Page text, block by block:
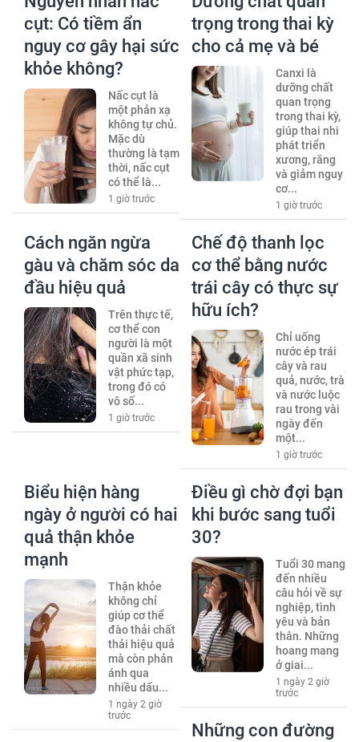
cụt: Có tiềm ẩn
nguy cơ gây hại sức
khỏe không?
Nấc cụt là
một phản xạ
không tự chủ.
Mặc dù
thường là tạm
thời, nấc cụt
có thể là...
1 giờ trước
trọng trong thai kỳ
cho cả mẹ và bé
Canxi là
dưỡng chất
quan trọng
trong thai kỳ,
giúp thai nhi
phát triển
xương, răng
và giảm nguy
cơ...
1 giờ trước
Cách ngăn ngừa
gàu và chăm sóc da
đầu hiệu quả
Trên thực tế,
cơ thể con
người là một
quần xã sinh
vật phức tạp,
trong đó có
vô số...
1 giờ trước
Chế độ thanh lọc
cơ thể bằng nước
trái cây có thực sự
hữu ích?
Chỉ uống
nước ép trái
cây và rau
quả, nước, trà
và nước luộc
rau trong vài
ngày đến
một...
1 giờ trước
Biểu hiện hàng
ngày ở người có hai
quả thận khỏe
mạnh
Thận khỏe
không chỉ
giúp cơ thể
đào thải chất
thải hiệu quả
mà còn phản
ánh qua
nhiều dấu...
1 ngày 2 giờ
trước
Điều gì chờ đợi bạn
khi bước sang tuổi
30?
Tuổi 30 mang
đến nhiều
câu hỏi về sự
nghiệp, tình
yêu và bản
thân. Những
hoang mang
ở giai...
1 ngày 2 giờ
trước
Những con đường